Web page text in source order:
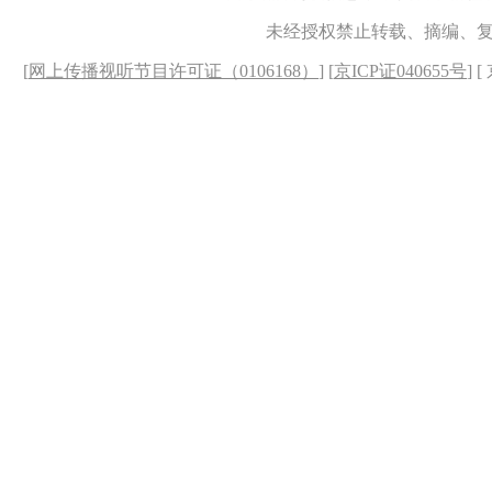
未经授权禁止转载、摘编、
[网上传播视听节目许可证（0106168） ] [京ICP证040655号] [